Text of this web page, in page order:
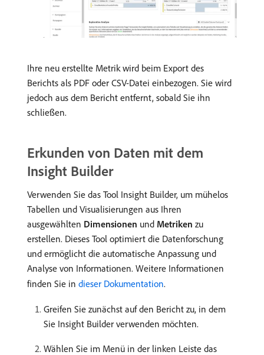
Ihre neu erstellte Metrik wird beim Export des
Berichts als PDF oder CSV-Datei einbezogen. Sie wird
jedoch aus dem Bericht entfernt, sobald Sie ihn
schließen.
Erkunden von Daten mit dem
Insight Builder
Verwenden Sie das Tool Insight Builder, um mühelos
Tabellen und Visualisierungen aus Ihren
ausgewählten Dimensionen und Metriken zu
erstellen. Dieses Tool optimiert die Datenforschung
und ermöglicht die automatische Anpassung und
Analyse von Informationen. Weitere Informationen
finden Sie in dieser Dokumentation.
Greifen Sie zunächst auf den Bericht zu, in dem
Sie Insight Builder verwenden möchten.
Wählen Sie im Menü in der linken Leiste das